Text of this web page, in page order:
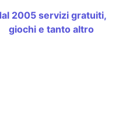
2005 servizi gratuiti,
giochi e tanto altro